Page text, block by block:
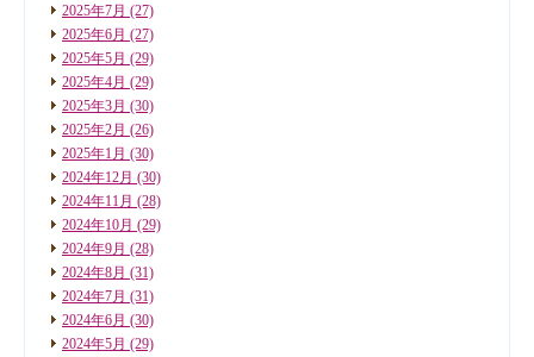
2025年7月 (27)
2025年6月 (27)
2025年5月 (29)
2025年4月 (29)
2025年3月 (30)
2025年2月 (26)
2025年1月 (30)
2024年12月 (30)
2024年11月 (28)
2024年10月 (29)
2024年9月 (28)
2024年8月 (31)
2024年7月 (31)
2024年6月 (30)
2024年5月 (29)